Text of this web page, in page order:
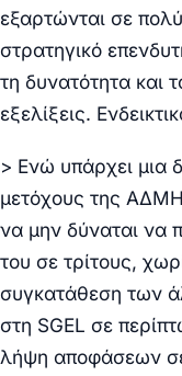
εξαρτώνται σε
στρατηγικό
τη δυνατότητα και
εξελίξεις.
> Ενώ υπάρχει μια
μετόχους της
να μην δύναται να
του σε τρίτους,
συγκατάθεση των
στη SGEL σε
λήψη αποφάσεων